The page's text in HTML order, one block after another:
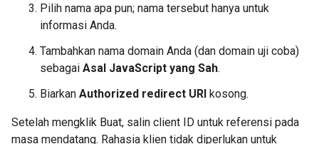
Pilih nama apa pun; nama tersebut hanya untuk
informasi Anda.
Tambahkan nama domain Anda (dan domain uji coba)
sebagai Asal JavaScript yang Sah.
Biarkan Authorized redirect URI kosong.
Setelah mengklik Buat, salin client ID untuk referensi pada
masa mendatang. Rahasia klien tidak diperlukan untuk